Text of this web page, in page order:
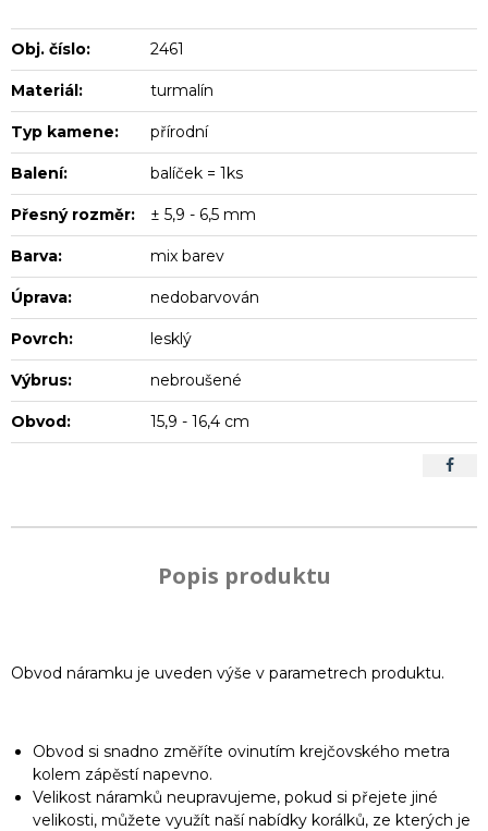
Obj. číslo: 2461
Materiál: turmalín
Typ kamene: přírodní
Balení: balíček = 1ks
Přesný rozměr: ± 5,9 - 6,5 mm
Barva: mix barev
Úprava: nedobarvován
Povrch: lesklý
Výbrus: nebroušené
Obvod: 15,9 - 16,4 cm
Popis produktu
Obvod náramku je uveden výše v parametrech produktu.
Obvod si snadno změříte ovinutím krejčovského metra
kolem zápěstí napevno.
Velikost náramků neupravujeme, pokud si přejete jiné
velikosti, můžete využít naší nabídky korálků, ze kterých je